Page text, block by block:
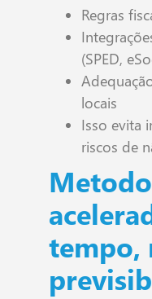
Regras
(SPED,
locais
Isso evita
riscos de
tempo,